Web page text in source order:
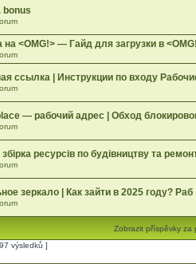
bonus
<OMG!> — Гайд для загрузки в
ссылка | Инструкции по входу
— рабочий адрес | Обход
ресурсів по будівництву та
зеркало | Как зайти в 2025 году? Раб
Zobrazit příspěvky za
výsledků ]